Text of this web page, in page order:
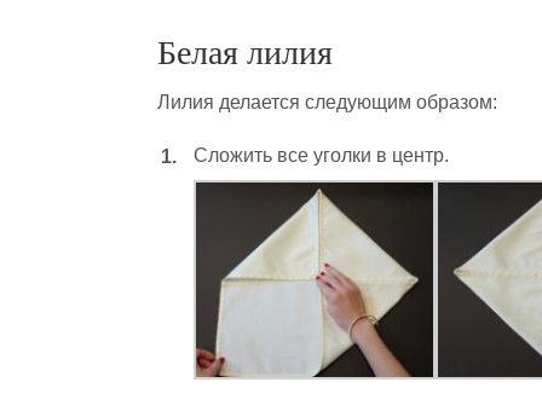
Белая лилия
Лилия делается следующим образом:
Сложить все уголки в центр.